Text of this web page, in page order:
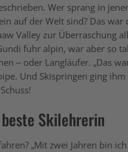
Wer sprang in
auf der Welt sind? Das
Valley zur Überraschung
fuhr alpin, war aber so
– oder Langläufer. „Das
Und Skispringen ging
Skilehrerin
„Mit zwei Jahren bin